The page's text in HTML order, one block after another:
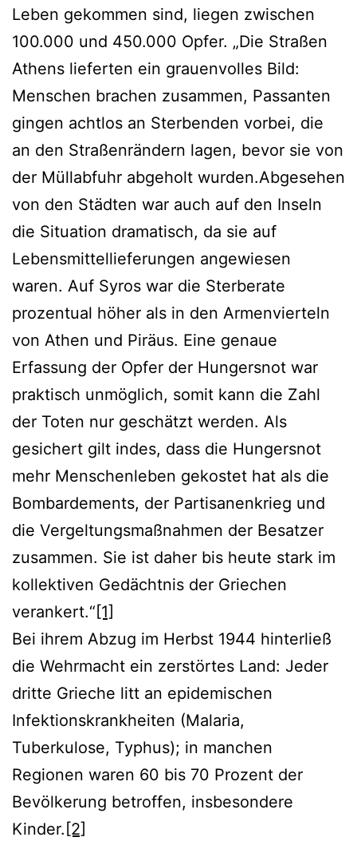
Leben gekommen sind, liegen zwischen
100.000 und 450.000 Opfer. „Die Straßen
Athens lieferten ein grauenvolles Bild:
Menschen brachen zusammen, Passanten
gingen achtlos an Sterbenden vorbei, die
an den Straßenrändern lagen, bevor sie von
der Müllabfuhr abgeholt wurden.Abgesehen
von den Städten war auch auf den Inseln
die Situation dramatisch, da sie auf
Lebensmittellieferungen angewiesen
waren. Auf Syros war die Sterberate
prozentual höher als in den Armenvierteln
von Athen und Piräus. Eine genaue
Erfassung der Opfer der Hungersnot war
praktisch unmöglich, somit kann die Zahl
der Toten nur geschätzt werden. Als
gesichert gilt indes, dass die Hungersnot
mehr Menschenleben gekostet hat als die
Bombardements, der Partisanenkrieg und
die Vergeltungsmaßnahmen der Besatzer
zusammen. Sie ist daher bis heute stark im
kollektiven Gedächtnis der Griechen
verankert.“ [1]
Bei ihrem Abzug im Herbst 1944 hinterließ
die Wehrmacht ein zerstörtes Land: Jeder
dritte Grieche litt an epidemischen
Infektionskrankheiten (Malaria,
Tuberkulose, Typhus); in manchen
Regionen waren 60 bis 70 Prozent der
Bevölkerung betroffen, insbesondere
Kinder. [2]